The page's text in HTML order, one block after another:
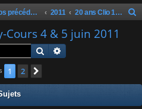
Nos précédentes sorties 2011 20 ans Clio 16s - Magny-Cours 4 & 5 juin 2011
c
Cours 4 & 5 juin 2011
Rechercher
1 2